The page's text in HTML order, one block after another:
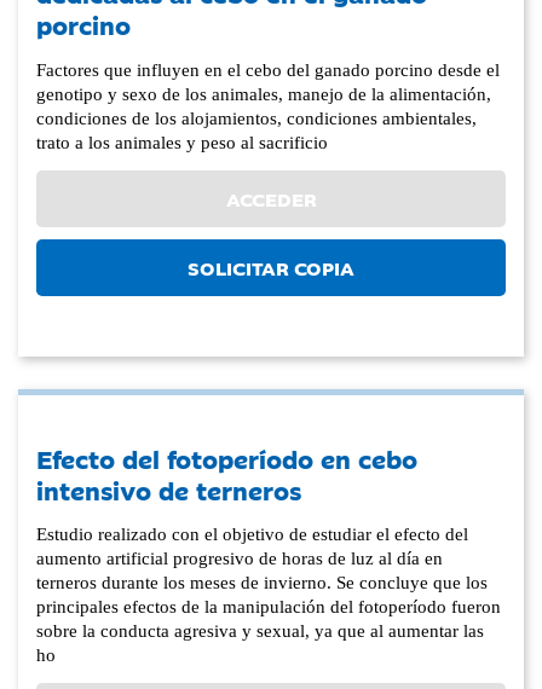
porcino
Factores que influyen en el cebo del ganado porcino desde el
genotipo y sexo de los animales, manejo de la alimentación,
condiciones de los alojamientos, condiciones ambientales,
trato a los animales y peso al sacrificio
ACCEDER
SOLICITAR COPIA
Efecto del fotoperíodo en cebo
intensivo de terneros
Estudio realizado con el objetivo de estudiar el efecto del
aumento artificial progresivo de horas de luz al día en
terneros durante los meses de invierno. Se concluye que los
principales efectos de la manipulación del fotoperíodo fueron
sobre la conducta agresiva y sexual, ya que al aumentar las
ho